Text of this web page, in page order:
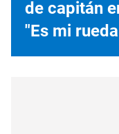
de capitán
"Es mi